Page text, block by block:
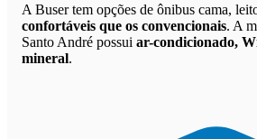
A Buser tem opções de ônibus cama,
confortáveis que os convencionais. A
Santo André possui ar-condicionado,
mineral.